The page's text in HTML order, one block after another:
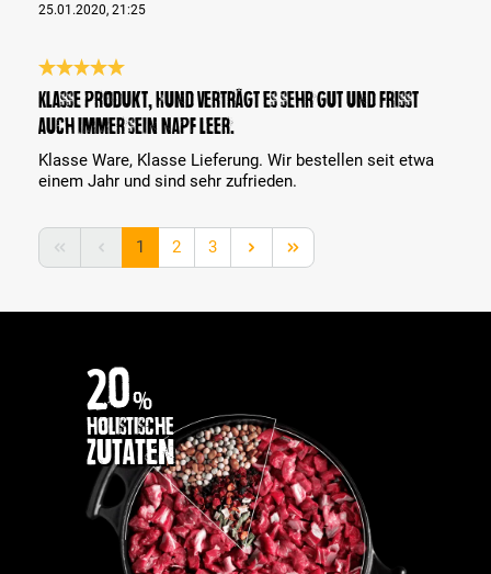
25.01.2020, 21:25
Bewertung mit 5 von 5 Sternen
Klasse Produkt, Hund verträgt es sehr gut und frisst
auch immer sein Napf leer.
Klasse Ware, Klasse Lieferung. Wir bestellen seit etwa
einem Jahr und sind sehr zufrieden.
Seite
1 Seite
2 Seite
3
20%
holistische
Zutaten